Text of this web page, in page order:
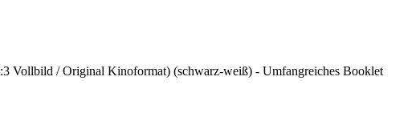
Vollbild / Original Kinoformat) (schwarz-weiß) - Umfangreiches Booklet